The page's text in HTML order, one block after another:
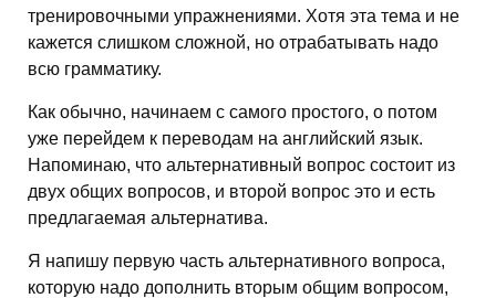
тренировочными упражнениями. Хотя эта тема и не
кажется слишком сложной, но отрабатывать надо
всю грамматику.
Как обычно, начинаем с самого простого, о потом
уже перейдем к переводам на английский язык.
Напоминаю, что альтернативный вопрос состоит из
двух общих вопросов, и второй вопрос это и есть
предлагаемая альтернатива.
Я напишу первую часть альтернативного вопроса,
которую надо дополнить вторым общим вопросом,